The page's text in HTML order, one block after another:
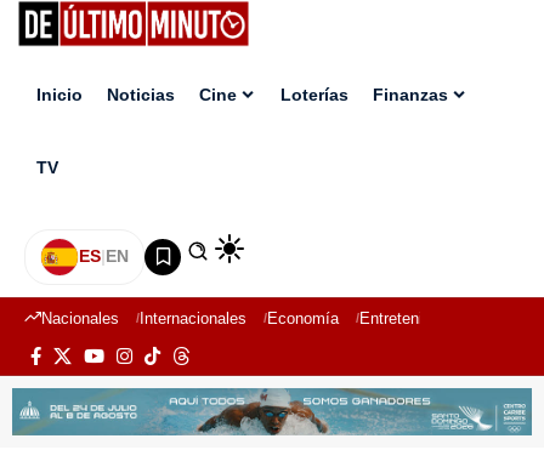
Inicio Noticias Cine Loterías Finanzas
TV
ES|EN
Nacionales Internacionales Economía Entretenimiento